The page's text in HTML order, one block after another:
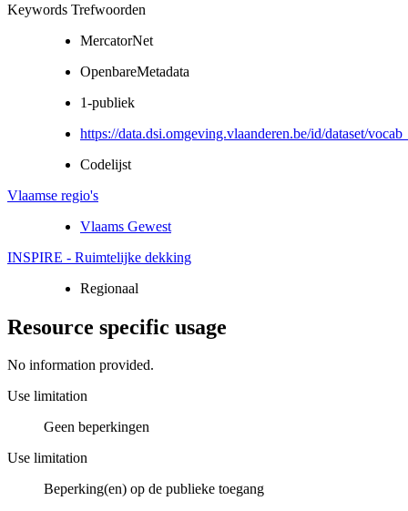
Keywords Trefwoorden
MercatorNet
OpenbareMetadata
1-publiek
https://data.dsi.omgeving.vlaanderen.be/id/dataset/
Codelijst
Vlaamse regio's
Vlaams Gewest
INSPIRE - Ruimtelijke dekking
Regionaal
Resource specific usage
No information provided.
Use limitation
Geen beperkingen
Use limitation
Beperking(en) op de publieke toegang